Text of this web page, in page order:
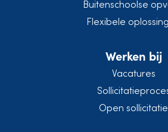
Buitenschoolse
Flexibele
Werken bij
Vacatures
Open sollicitatie